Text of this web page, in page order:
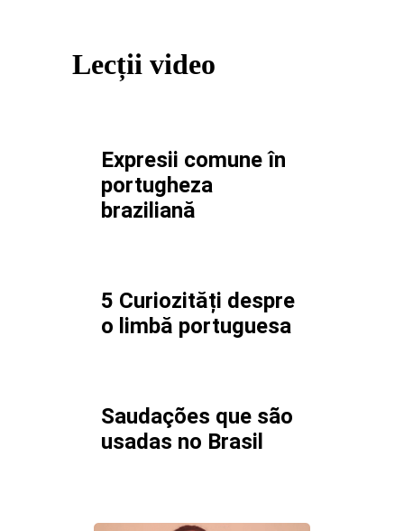
Lecții video
Expresii comune în
portugheza
braziliană
5 Curiozități despre
o limbă portuguesa
Saudações que são
usadas no Brasil